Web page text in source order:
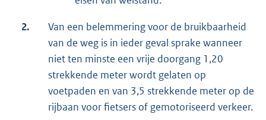
2.
Van een belemmering voor de bruikbaarheid
van de weg is in ieder geval sprake wanneer
niet ten minste een vrije doorgang 1,20
strekkende meter wordt gelaten op
voetpaden en van 3,5 strekkende meter op de
rijbaan voor fietsers of gemotoriseerd verkeer.